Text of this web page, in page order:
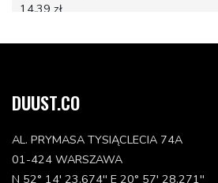
14.39 zł
ANEL (ACO) TRAVA 6MM
4.43 zł
BUJAO CARCACA DO MOTOR M12X1,5
DUUST.CO
AL. PRYMASA TYSIĄCLECIA 74A
01-424 WARSZAWA
N 52° 14' 23.674'' E 20° 57' 28.271''